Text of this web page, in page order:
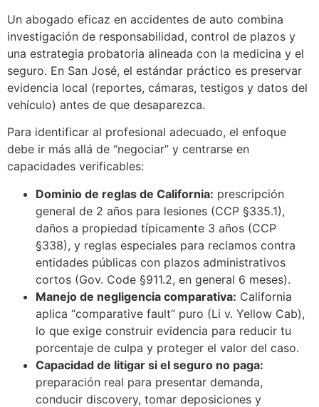
Un abogado eficaz en accidentes de auto combina
investigación de responsabilidad, control de plazos y
una estrategia probatoria alineada con la medicina y el
seguro. En San José, el estándar práctico es preservar
evidencia local (reportes, cámaras, testigos y datos del
vehículo) antes de que desaparezca.
Para identificar al profesional adecuado, el enfoque
debe ir más allá de “negociar” y centrarse en
capacidades verificables:
Dominio de reglas de California: prescripción
general de 2 años para lesiones (CCP §335.1),
daños a propiedad típicamente 3 años (CCP
§338), y reglas especiales para reclamos contra
entidades públicas con plazos administrativos
cortos (Gov. Code §911.2, en general 6 meses).
Manejo de negligencia comparativa: California
aplica “comparative fault” puro (Li v. Yellow Cab),
lo que exige construir evidencia para reducir tu
porcentaje de culpa y proteger el valor del caso.
Capacidad de litigar si el seguro no paga:
preparación real para presentar demanda,
conducir discovery, tomar deposiciones y